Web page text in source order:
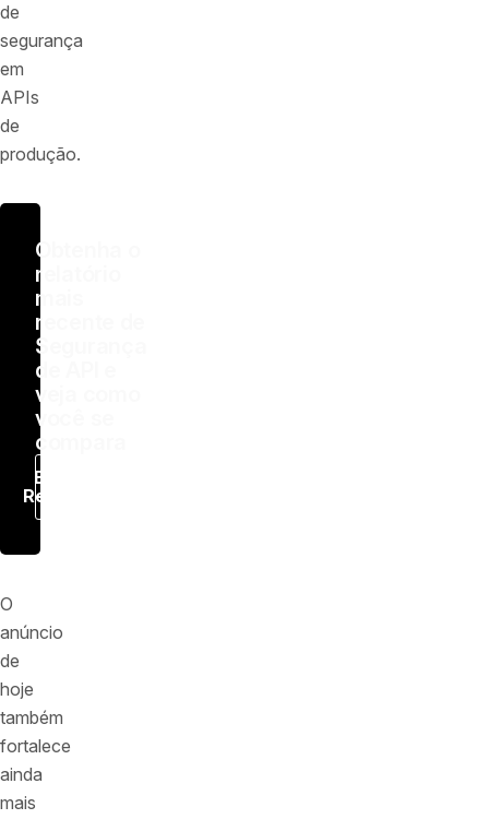
de
segurança
em
APIs
de
produção.
Obtenha o
relatório
mais
recente de
Segurança
de API e
veja como
você se
compara
Baixar
Relatório
O
anúncio
de
hoje
também
fortalece
ainda
mais